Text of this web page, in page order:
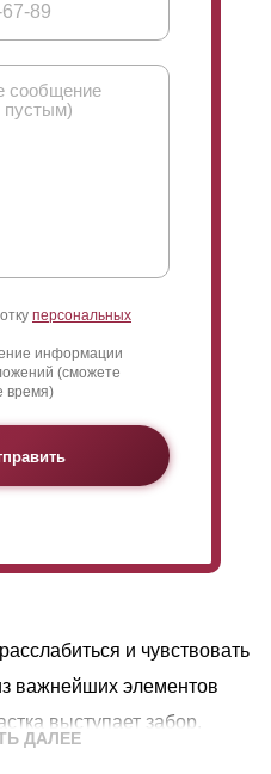
персональных
информации
(сможете
время)
и чувствовать
важнейших элементов
выступает забор.
ДАЛЕЕ